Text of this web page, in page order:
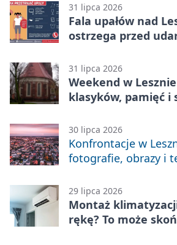
31 lipca 2026
Fala upałów nad
ostrzega przed
31 lipca 2026
Weekend w
klasyków, pamięć i
30 lipca 2026
Konfrontacje w
fotografie, obrazy i
29 lipca 2026
Montaż
rękę? To może